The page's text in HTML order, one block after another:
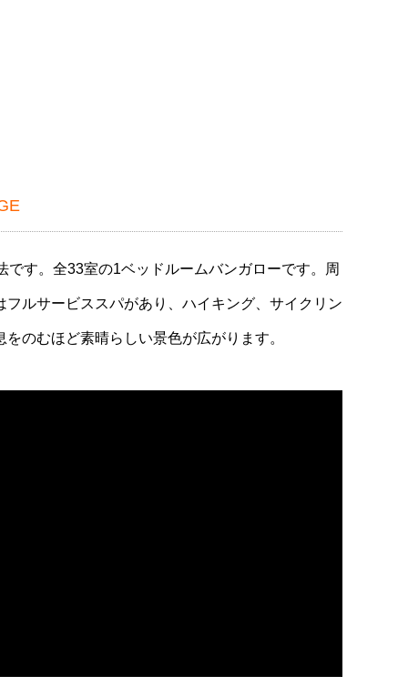
す。全33室の1ベッドルームバンガローです。周
ルサービススパがあり、ハイキング、サイクリン
のむほど素晴らしい景色が広がります。